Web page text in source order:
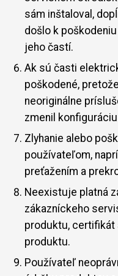
sám inštaloval,
došlo k
jeho častí.
Ak sú časti
poškodené,
neoriginálne
zmenil
Zlyhanie alebo
používateľom,
preťažením a
Neexistuje platná
zákazníckeho
produktu, certifikát
produktu.
Používateľ